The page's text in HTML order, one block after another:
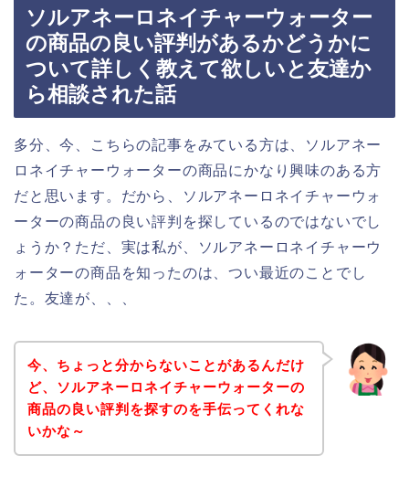
ソルアネーロネイチャーウォーター
の商品の良い評判があるかどうかに
ついて詳しく教えて欲しいと友達か
ら相談された話
多分、今、こちらの記事をみている方は、ソルアネー
ロネイチャーウォーターの商品にかなり興味のある方
だと思います。だから、ソルアネーロネイチャーウォ
ーターの商品の良い評判を探しているのではないでし
ょうか？ただ、実は私が、ソルアネーロネイチャーウ
ォーターの商品を知ったのは、つい最近のことでし
た。友達が、、、
今、ちょっと分からないことがあるんだけ
ど、ソルアネーロネイチャーウォーターの
商品の良い評判を探すのを手伝ってくれな
いかな～